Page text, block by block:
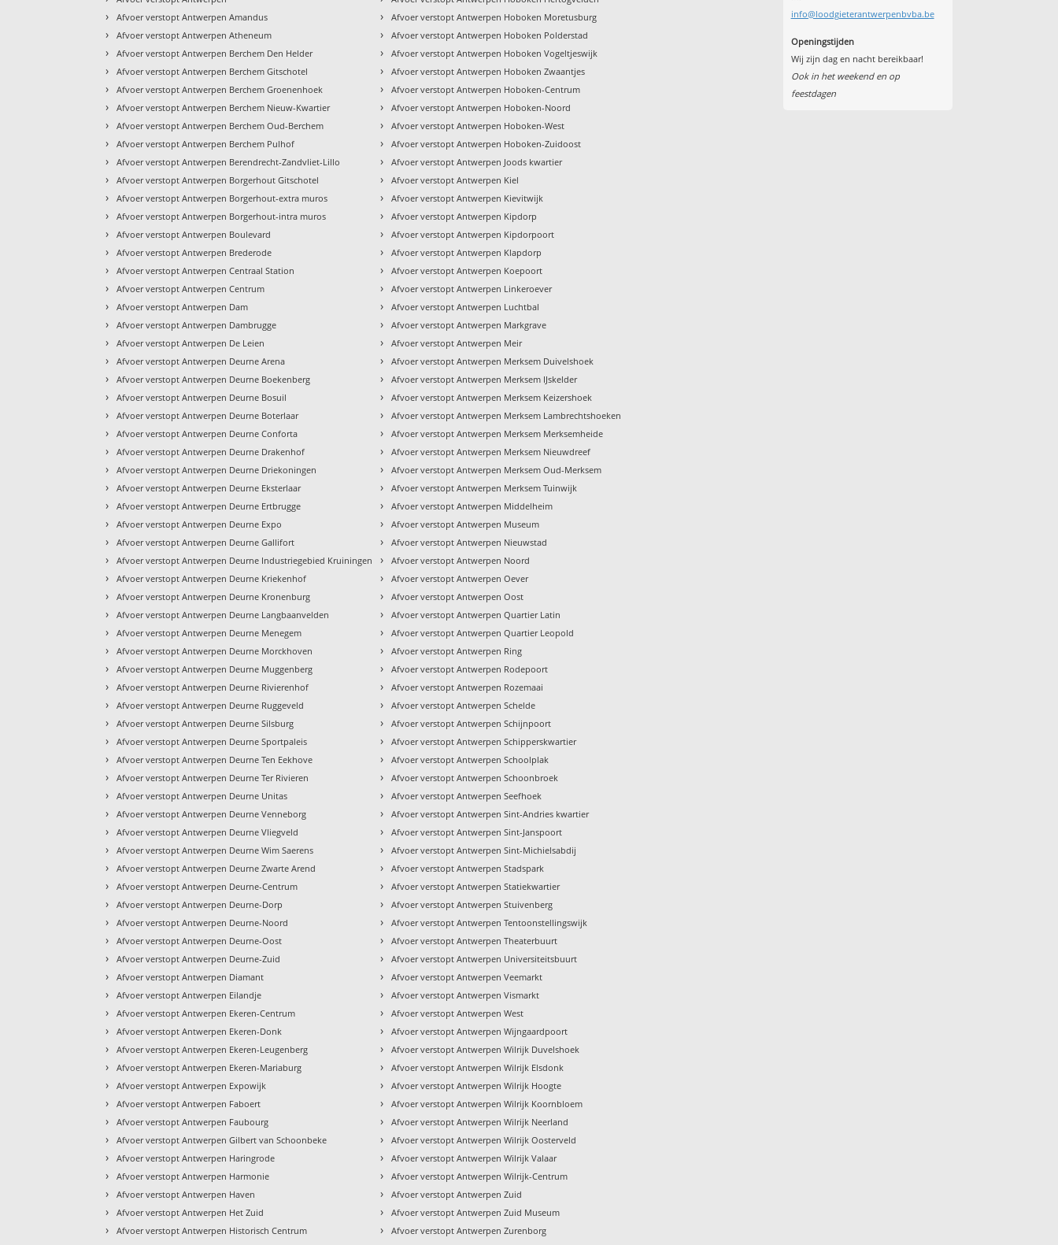
› Afvoer verstopt Antwerpen Amandus
› Afvoer verstopt Antwerpen Atheneum
› Afvoer verstopt Antwerpen Berchem Den Helder
› Afvoer verstopt Antwerpen Berchem Gitschotel
› Afvoer verstopt Antwerpen Berchem Groenenhoek
› Afvoer verstopt Antwerpen Berchem Nieuw-Kwartier
› Afvoer verstopt Antwerpen Berchem Oud-Berchem
› Afvoer verstopt Antwerpen Berchem Pulhof
› Afvoer verstopt Antwerpen Berendrecht-Zandvliet-Lillo
› Afvoer verstopt Antwerpen Borgerhout Gitschotel
› Afvoer verstopt Antwerpen Borgerhout-extra muros
› Afvoer verstopt Antwerpen Borgerhout-intra muros
› Afvoer verstopt Antwerpen Boulevard
› Afvoer verstopt Antwerpen Brederode
› Afvoer verstopt Antwerpen Centraal Station
› Afvoer verstopt Antwerpen Centrum
› Afvoer verstopt Antwerpen Dam
› Afvoer verstopt Antwerpen Dambrugge
› Afvoer verstopt Antwerpen De Leien
› Afvoer verstopt Antwerpen Deurne Arena
› Afvoer verstopt Antwerpen Deurne Boekenberg
› Afvoer verstopt Antwerpen Deurne Bosuil
› Afvoer verstopt Antwerpen Deurne Boterlaar
› Afvoer verstopt Antwerpen Deurne Conforta
› Afvoer verstopt Antwerpen Deurne Drakenhof
› Afvoer verstopt Antwerpen Deurne Driekoningen
› Afvoer verstopt Antwerpen Deurne Eksterlaar
› Afvoer verstopt Antwerpen Deurne Ertbrugge
› Afvoer verstopt Antwerpen Deurne Expo
› Afvoer verstopt Antwerpen Deurne Gallifort
› Afvoer verstopt Antwerpen Deurne Industriegebied Kruiningen
› Afvoer verstopt Antwerpen Deurne Kriekenhof
› Afvoer verstopt Antwerpen Deurne Kronenburg
› Afvoer verstopt Antwerpen Deurne Langbaanvelden
› Afvoer verstopt Antwerpen Deurne Menegem
› Afvoer verstopt Antwerpen Deurne Morckhoven
› Afvoer verstopt Antwerpen Deurne Muggenberg
› Afvoer verstopt Antwerpen Deurne Rivierenhof
› Afvoer verstopt Antwerpen Deurne Ruggeveld
› Afvoer verstopt Antwerpen Deurne Silsburg
› Afvoer verstopt Antwerpen Deurne Sportpaleis
› Afvoer verstopt Antwerpen Deurne Ten Eekhove
› Afvoer verstopt Antwerpen Deurne Ter Rivieren
› Afvoer verstopt Antwerpen Deurne Unitas
› Afvoer verstopt Antwerpen Deurne Venneborg
› Afvoer verstopt Antwerpen Deurne Vliegveld
› Afvoer verstopt Antwerpen Deurne Wim Saerens
› Afvoer verstopt Antwerpen Deurne Zwarte Arend
› Afvoer verstopt Antwerpen Deurne-Centrum
› Afvoer verstopt Antwerpen Deurne-Dorp
› Afvoer verstopt Antwerpen Deurne-Noord
› Afvoer verstopt Antwerpen Deurne-Oost
› Afvoer verstopt Antwerpen Deurne-Zuid
› Afvoer verstopt Antwerpen Diamant
› Afvoer verstopt Antwerpen Eilandje
› Afvoer verstopt Antwerpen Ekeren-Centrum
› Afvoer verstopt Antwerpen Ekeren-Donk
› Afvoer verstopt Antwerpen Ekeren-Leugenberg
› Afvoer verstopt Antwerpen Ekeren-Mariaburg
› Afvoer verstopt Antwerpen Expowijk
› Afvoer verstopt Antwerpen Faboert
› Afvoer verstopt Antwerpen Faubourg
› Afvoer verstopt Antwerpen Gilbert van Schoonbeke
› Afvoer verstopt Antwerpen Haringrode
› Afvoer verstopt Antwerpen Harmonie
› Afvoer verstopt Antwerpen Haven
› Afvoer verstopt Antwerpen Het Zuid
› Afvoer verstopt Antwerpen Historisch Centrum
› Afvoer verstopt Antwerpen Hoboken Moretusburg
› Afvoer verstopt Antwerpen Hoboken Polderstad
› Afvoer verstopt Antwerpen Hoboken Vogeltjeswijk
› Afvoer verstopt Antwerpen Hoboken Zwaantjes
› Afvoer verstopt Antwerpen Hoboken-Centrum
› Afvoer verstopt Antwerpen Hoboken-Noord
› Afvoer verstopt Antwerpen Hoboken-West
› Afvoer verstopt Antwerpen Hoboken-Zuidoost
› Afvoer verstopt Antwerpen Joods kwartier
› Afvoer verstopt Antwerpen Kiel
› Afvoer verstopt Antwerpen Kievitwijk
› Afvoer verstopt Antwerpen Kipdorp
› Afvoer verstopt Antwerpen Kipdorpoort
› Afvoer verstopt Antwerpen Klapdorp
› Afvoer verstopt Antwerpen Koepoort
› Afvoer verstopt Antwerpen Linkeroever
› Afvoer verstopt Antwerpen Luchtbal
› Afvoer verstopt Antwerpen Markgrave
› Afvoer verstopt Antwerpen Meir
› Afvoer verstopt Antwerpen Merksem Duivelshoek
› Afvoer verstopt Antwerpen Merksem IJskelder
› Afvoer verstopt Antwerpen Merksem Keizershoek
› Afvoer verstopt Antwerpen Merksem Lambrechtshoeken
› Afvoer verstopt Antwerpen Merksem Merksemheide
› Afvoer verstopt Antwerpen Merksem Nieuwdreef
› Afvoer verstopt Antwerpen Merksem Oud-Merksem
› Afvoer verstopt Antwerpen Merksem Tuinwijk
› Afvoer verstopt Antwerpen Middelheim
› Afvoer verstopt Antwerpen Museum
› Afvoer verstopt Antwerpen Nieuwstad
› Afvoer verstopt Antwerpen Noord
› Afvoer verstopt Antwerpen Oever
› Afvoer verstopt Antwerpen Oost
› Afvoer verstopt Antwerpen Quartier Latin
› Afvoer verstopt Antwerpen Quartier Leopold
› Afvoer verstopt Antwerpen Ring
› Afvoer verstopt Antwerpen Rodepoort
› Afvoer verstopt Antwerpen Rozemaai
› Afvoer verstopt Antwerpen Schelde
› Afvoer verstopt Antwerpen Schijnpoort
› Afvoer verstopt Antwerpen Schipperskwartier
› Afvoer verstopt Antwerpen Schoolplak
› Afvoer verstopt Antwerpen Schoonbroek
› Afvoer verstopt Antwerpen Seefhoek
› Afvoer verstopt Antwerpen Sint-Andries kwartier
› Afvoer verstopt Antwerpen Sint-Janspoort
› Afvoer verstopt Antwerpen Sint-Michielsabdij
› Afvoer verstopt Antwerpen Stadspark
› Afvoer verstopt Antwerpen Statiekwartier
› Afvoer verstopt Antwerpen Stuivenberg
› Afvoer verstopt Antwerpen Tentoonstellingswijk
› Afvoer verstopt Antwerpen Theaterbuurt
› Afvoer verstopt Antwerpen Universiteitsbuurt
› Afvoer verstopt Antwerpen Veemarkt
› Afvoer verstopt Antwerpen Vismarkt
› Afvoer verstopt Antwerpen West
› Afvoer verstopt Antwerpen Wijngaardpoort
› Afvoer verstopt Antwerpen Wilrijk Duvelshoek
› Afvoer verstopt Antwerpen Wilrijk Elsdonk
› Afvoer verstopt Antwerpen Wilrijk Hoogte
› Afvoer verstopt Antwerpen Wilrijk Koornbloem
› Afvoer verstopt Antwerpen Wilrijk Neerland
› Afvoer verstopt Antwerpen Wilrijk Oosterveld
› Afvoer verstopt Antwerpen Wilrijk Valaar
› Afvoer verstopt Antwerpen Wilrijk-Centrum
› Afvoer verstopt Antwerpen Zuid
› Afvoer verstopt Antwerpen Zuid Museum
› Afvoer verstopt Antwerpen Zurenborg
info@loodgieterantwerpenbvba.be
Openingstijden
Wij zijn dag en nacht bereikbaar!
Ook in het weekend en op
feestdagen